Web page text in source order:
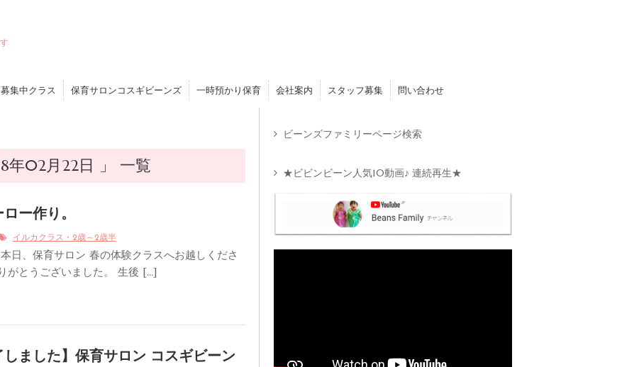
募集中クラス 保育サロンコスギビーンズ 一時預かり保育 会社案内 スタッフ募集 問い合わせ
年02月22日 」 一覧
ー作り。
イルカクラス・2歳～2歳半
日、保育サロン 春の体験クラスへお越しくださ
がとうございました。 生後 […]
しました】保育サロン コスギビーン
ビーンズファミリーページ検索
★ビビンビーン人気10動画♪ 連続再生★